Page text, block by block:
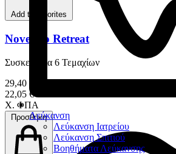
Λεύκανση
Λεύκανση Ιατρείου
Λεύκανση Σπιτιού
Βοηθήματα Λεύκανσης
Add to favorites
Novendo Retreat
Συσκευασία 6 Τεμαχίων
29,40 €
22,05 €
Χ. ΦΠΑ
Προσθήκη